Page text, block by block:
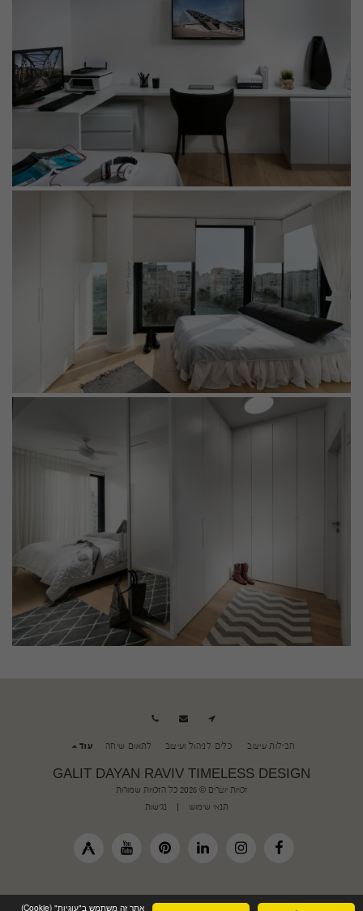
אתר זה משתמש ב"עוגיות" (Cookie)
GALIT DAYAN RAVIV TIMELESS DESIGN
זכויות יוצרים © 2026 כל הזכויות שמורות
תנאי שימוש
| נגישות
חבילות עיצוב כלים לניהול ועיצוב לתאום שיחה עוד